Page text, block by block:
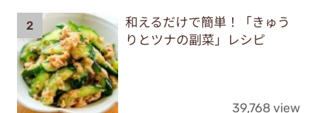
和えるだけで簡単！「きゅう
りとツナの副菜」レシピ
39,768 view